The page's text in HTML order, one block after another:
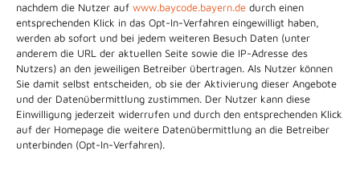
nachdem die Nutzer auf www.baycode.bayern.de durch einen
entsprechenden Klick in das Opt-In-Verfahren eingewilligt haben,
werden ab sofort und bei jedem weiteren Besuch Daten (unter
anderem die URL der aktuellen Seite sowie die IP-Adresse des
Nutzers) an den jeweiligen Betreiber übertragen. Als Nutzer können
Sie damit selbst entscheiden, ob sie der Aktivierung dieser Angebote
und der Datenübermittlung zustimmen. Der Nutzer kann diese
Einwilligung jederzeit widerrufen und durch den entsprechenden Klick
auf der Homepage die weitere Datenübermittlung an die Betreiber
unterbinden (Opt-In-Verfahren).